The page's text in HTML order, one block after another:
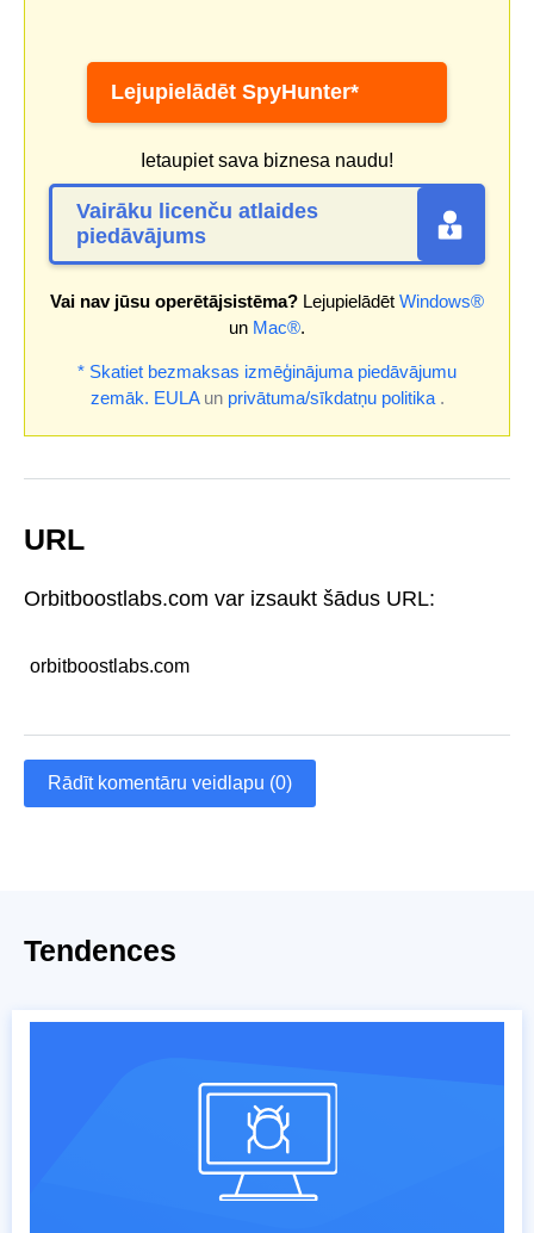
Lejupielādēt SpyHunter*
Ietaupiet sava biznesa naudu!
Vairāku licenču atlaides
piedāvājums
Vai nav jūsu operētājsistēma? Lejupielādēt Windows®
un Mac®.
* Skatiet bezmaksas izmēģinājuma piedāvājumu
zemāk. EULAun privātuma/sīkdatņu politika.
URL
Orbitboostlabs.com var izsaukt šādus URL:
orbitboostlabs.com
Rādīt komentāru veidlapu (0)
Tendences